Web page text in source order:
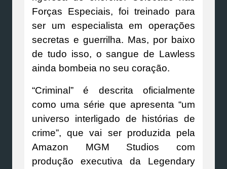
Forças Especiais, foi treinado para
ser um especialista em operações
secretas e guerrilha. Mas, por baixo
de tudo isso, o sangue de Lawless
ainda bombeia no seu coração.
“Criminal” é descrita oficialmente
como uma série que apresenta “um
universo interligado de histórias de
crime”, que vai ser produzida pela
Amazon MGM Studios com
produção executiva da Legendary